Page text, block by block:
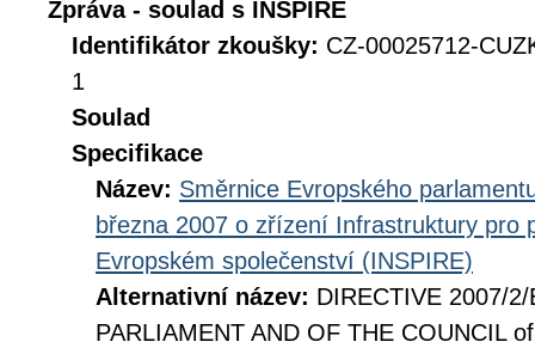
Zpráva - soulad s INSPIRE
Identifikátor zkoušky: CZ-00025712-
1
Soulad
Specifikace
Název: Směrnice Evropského
března 2007 o zřízení Infrastruktury pro
Evropském společenství (INSPIRE)
Alternativní název: DIRECTIVE 2007/
PARLIAMENT AND OF THE COUNCIL